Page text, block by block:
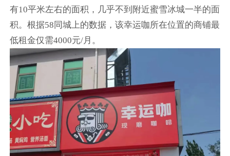
有10平米左右的面积，几乎不到附近蜜雪冰城一半的面
积。根据58同城上的数据，该幸运咖所在位置的商铺最
低租金仅需4000元/月。